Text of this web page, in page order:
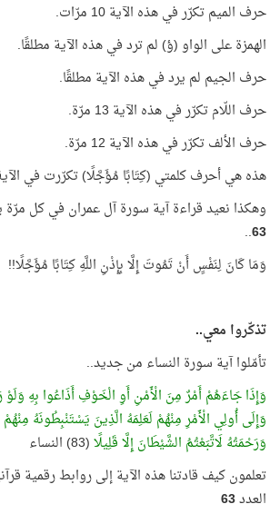
حرف الميم تكرّر في هذه الآية 10 مرّات.
الهمزة على الواو (ؤ) لم ترد في هذه الآية مطلقًا.
حرف الجيم لم يرد في هذه الآية مطلقًا.
حرف اللّام تكرّر في هذه الآية 13 مرّة.
حرف الألف تكرّر في هذه الآية 12 مرّة.
هذه هي أحرف كلمتي (كِتَابًا مُؤَجَّلًا) تكرّرت في
وهكذا نعيد قراءة آية سورة آل عمران في كل مرّة
63
..
وَمَا كَانَ لِنَفْسٍ أَنْ تَمُوتَ إِلَّا بِإِذْنِ اللَّهِ كِتَابًا مُؤَجَّلًا!!
تذكّروا معي..
تأمّلوا آية سورة النساء من جديد..
وَإِذَا جَاءَهُمْ أَمْرٌ مِنَ الْأَمْنِ أَوِ الْخَوْفِ أَذَاعُوا بِهِ وَلَوْ
وَإِلَى أُولِي الْأَمْرِ مِنْهُمْ لَعَلِمَهُ الَّذِينَ يَسْتَنْبِطُونَهُ
وَرَحْمَتُهُ لَاتَّبَعْتُمُ الشَّيْطَانَ إِلَّا قَلِيلًا(83) النساء
تعلمون كيف قادتنا هذه الآية إلى روابط رقمية
العدد63